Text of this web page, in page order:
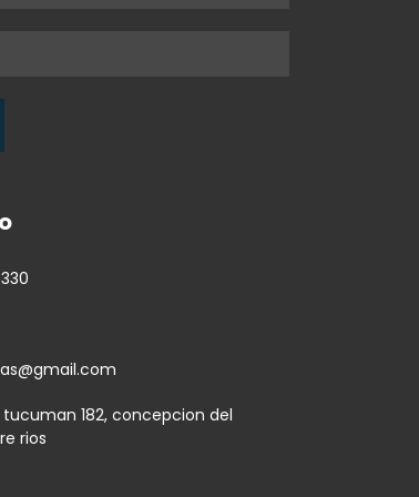
182, concepcion del
rios